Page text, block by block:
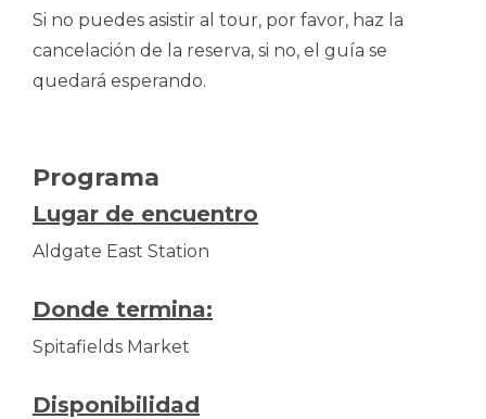
Si no puedes asistir al tour, por favor, haz la
cancelación de la reserva, si no, el guía se
quedará esperando.
Programa
Lugar de encuentro
Aldgate East Station
Donde termina:
Spitafields Market
Disponibilidad